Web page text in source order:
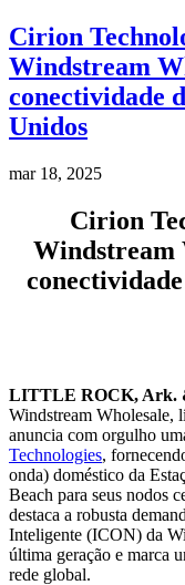
Cirion
Windstream
conectividade
Unidos
mar 18, 2025
Cirion
Windstream
LITTLE ROCK, Ark.
Windstream Wholesale,
anuncia com orgulho
Technologies,
onda) doméstico da
Beach para seus nodos
destaca a robusta
Inteligente (ICON) da
última geração e marca
rede global.